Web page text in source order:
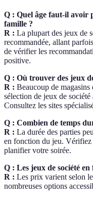
Q : Quel âge faut-il avoir
famille ?
R : La plupart des jeux de
recommandée, allant
de vérifier les
positive.
Q : Où trouver des jeux
R : Beaucoup de
sélection de jeux de société
Consultez les sites
Q : Combien de temps
R : La durée des parties
en fonction du jeu.
planifier votre soirée.
Q : Les jeux de société
R : Les prix varient selon
nombreuses options